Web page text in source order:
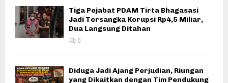
Tiga Pejabat PDAM Tirta Bhagasasi
Jadi Tersangka Korupsi Rp4,5 Miliar,
Dua Langsung Ditahan
0
Diduga Jadi Ajang Perjudian, Riungan
yang Dikaitkan dengan Tim Pendukung